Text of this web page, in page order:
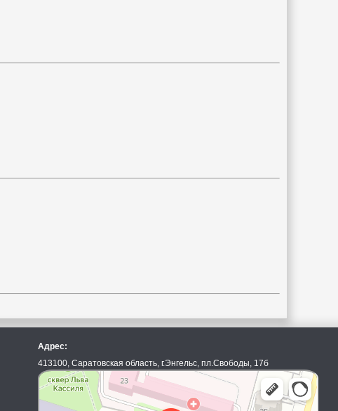
Адрес:
413100, Саратовская область, г.Энгельс, пл.Свободы, 17б